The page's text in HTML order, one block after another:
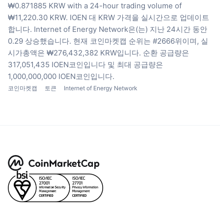
₩0.871885 KRW with a 24-hour trading volume of
₩11,220.30 KRW. IOEN 대 KRW 가격을 실시간으로 업데이트
합니다. Internet of Energy Network은(는) 지난 24시간 동안
0.29 상승했습니다. 현재 코인마켓캡 순위는 #2666위이며, 실
시가총액은 ₩276,432,382 KRW입니다. 순환 공급량은
317,051,435 IOEN코인입니다 및 최대 공급량은
1,000,000,000 IOEN코인입니다.
코인마켓캡 토큰 Internet of Energy Network